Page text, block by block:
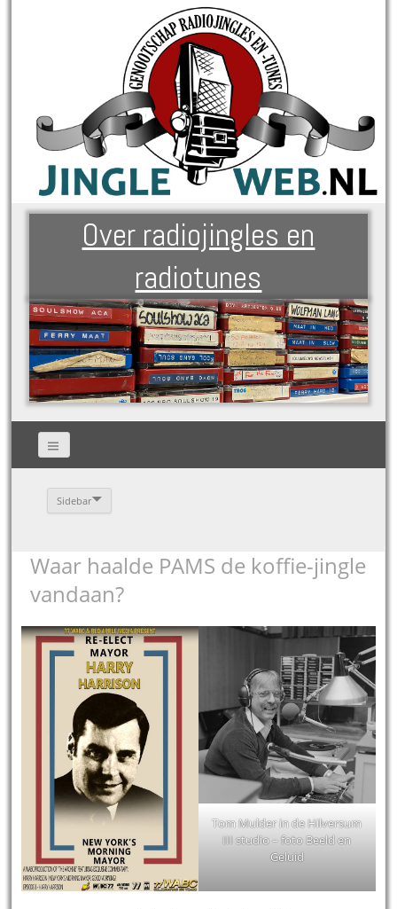
Over radiojingles en
radiotunes
Sidebar
Waar haalde PAMS de koffie-jingle
vandaan?
Tom Mulder in de Hilversum
III studio – foto Beeld en
Geluid